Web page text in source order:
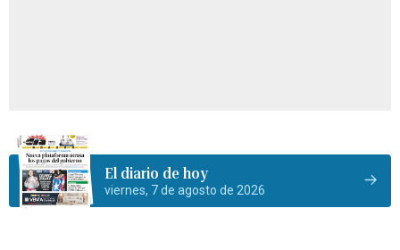
El diario de hoy
viernes, 7 de agosto de 2026